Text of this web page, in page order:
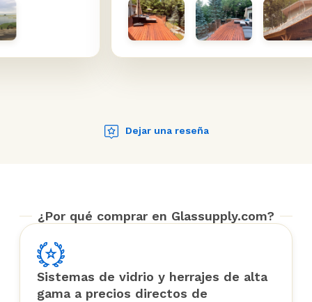
Su
entrega
el servicio a lo largo de la
experiencia fue genial. Los
productos en sí son de muy alta
calidad (no se deje engañar
fuerte y cristalino. Cuando me
faltó una pequeña pieza (unos
Y ten en cuenta que todo esto fue
las arreglaron para conseguirlo a
pesar de que el mundo estaba en
Dejar una reseña
¿Por qué comprar en Glassupply.com?
Sistemas de vidrio y herrajes de alta
gama a precios directos de